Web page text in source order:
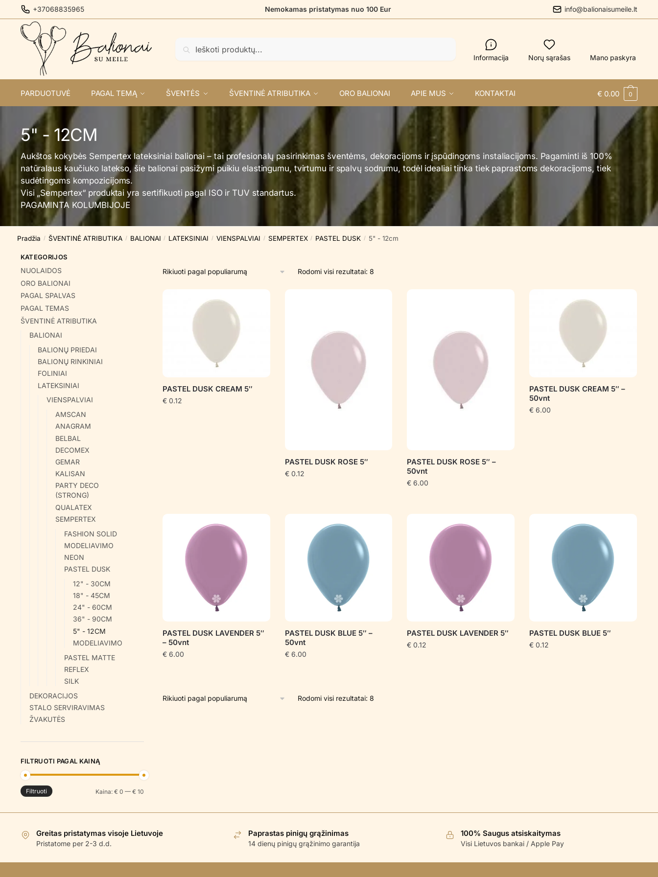
to
navigation
to
content
+37068835965 Nemokamas pristatymas nuo 100 Eur info@balionaisumeile.lt
Informacija Norų sąrašas Mano paskyra
PARDUOTUVĖ PAGAL TEMĄ ŠVENTĖS ŠVENTINĖ ATRIBUTIKA ORO BALIONAI APIE MUS KONTAKTAI € 0.00 0
5" - 12CM
Aukštos kokybės Sempertex lateksiniai balionai – tai profesionalų pasirinkimas šventėms, dekoracijoms ir įspūdingoms instaliacijoms. Pagaminti iš 100%
natūralaus kaučiuko latekso, šie balionai pasižymi puikiu elastingumu, tvirtumu ir spalvų sodrumu, todėl idealiai tinka tiek paprastoms dekoracijoms, tiek
sudėtingoms kompozicijoms.
Visi „Sempertex“ produktai yra sertifikuoti pagal ISO ir TUV standartus.
PAGAMINTA KOLUMBIJOJE
Pradžia / ŠVENTINĖ ATRIBUTIKA / BALIONAI / LATEKSINIAI / VIENSPALVIAI / SEMPERTEX / PASTEL DUSK / 5" - 12cm
Rodomi visi rezultatai: 8Rūšiuojama
populiarumą
PASTEL DUSK CREAM 5″
€0.12
PASTEL DUSK ROSE 5″
€0.12
PASTEL DUSK ROSE 5″ –
50vnt
€ 6.00
PASTEL DUSK CREAM 5″ –
50vnt
€ 6.00
PASTEL DUSK LAVENDER 5″
– 50vnt
€6.00
PASTEL DUSK BLUE 5″ –
50vnt
€6.00
PASTEL DUSK LAVENDER 5″
€ 0.12
PASTEL DUSK BLUE 5″
€ 0.12
Rodomi visi rezultatai: 8Rūšiuojama
KATEGORIJOS
NUOLAIDOS
ORO BALIONAI
PAGAL SPALVAS
PAGAL TEMAS
ŠVENTINĖ ATRIBUTIKA
BALIONAI
BALIONŲ PRIEDAI
BALIONŲ RINKINIAI
FOLINIAI
LATEKSINIAI
VIENSPALVIAI
AMSCAN
ANAGRAM
BELBAL
DECOMEX
GEMAR
KALISAN
PARTY DECO
(STRONG)
QUALATEX
SEMPERTEX
FASHION SOLID
MODELIAVIMO
NEON
PASTEL DUSK
12" - 30CM
18" - 45CM
24" - 60CM
36" - 90CM
5" - 12CM
MODELIAVIMO
PASTEL MATTE
REFLEX
SILK
DEKORACIJOS
STALO SERVIRAVIMAS
ŽVAKUTĖS
FILTRUOTI PAGAL KAINĄ
Min
Maks
Filtruoti Kaina: € 0 — € 10
Greitas pristatymas visoje Lietuvoje
Pristatome per 2-3 d.d.
Paprastas pinigų grąžinimas
14 dienų pinigų grąžinimo garantija
100% Saugus atsiskaitymas
Visi Lietuvos bankai / Apple Pay